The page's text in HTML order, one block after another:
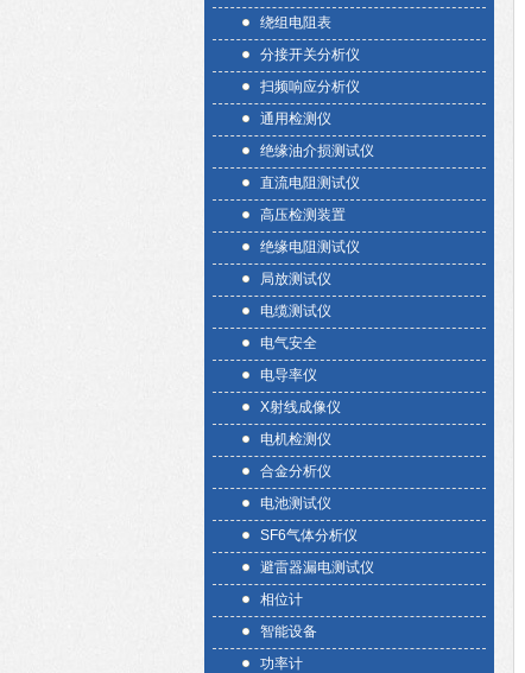
绕组电阻表
分接开关分析仪
扫频响应分析仪
通用检测仪
绝缘油介损测试仪
直流电阻测试仪
高压检测装置
绝缘电阻测试仪
局放测试仪
电缆测试仪
电气安全
电导率仪
X射线成像仪
电机检测仪
合金分析仪
电池测试仪
SF6气体分析仪
避雷器漏电测试仪
相位计
智能设备
功率计